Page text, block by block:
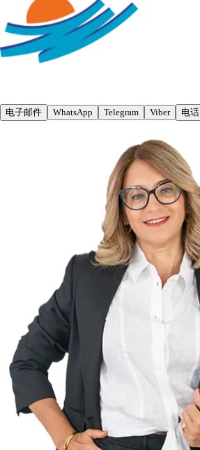
电子邮件 WhatsApp Telegram Viber 电话